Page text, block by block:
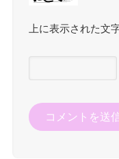
上に表示された文